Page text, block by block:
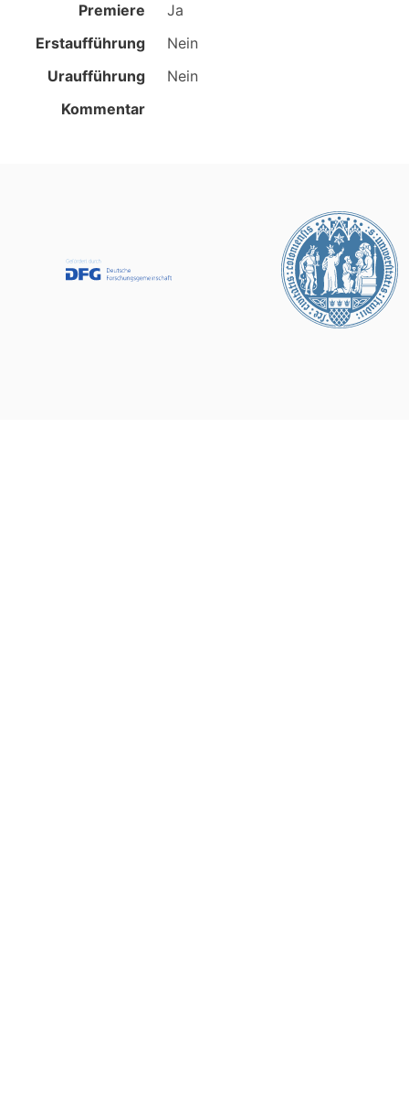
Premiere
Ja
Erstaufführung
Nein
Uraufführung
Nein
Kommentar